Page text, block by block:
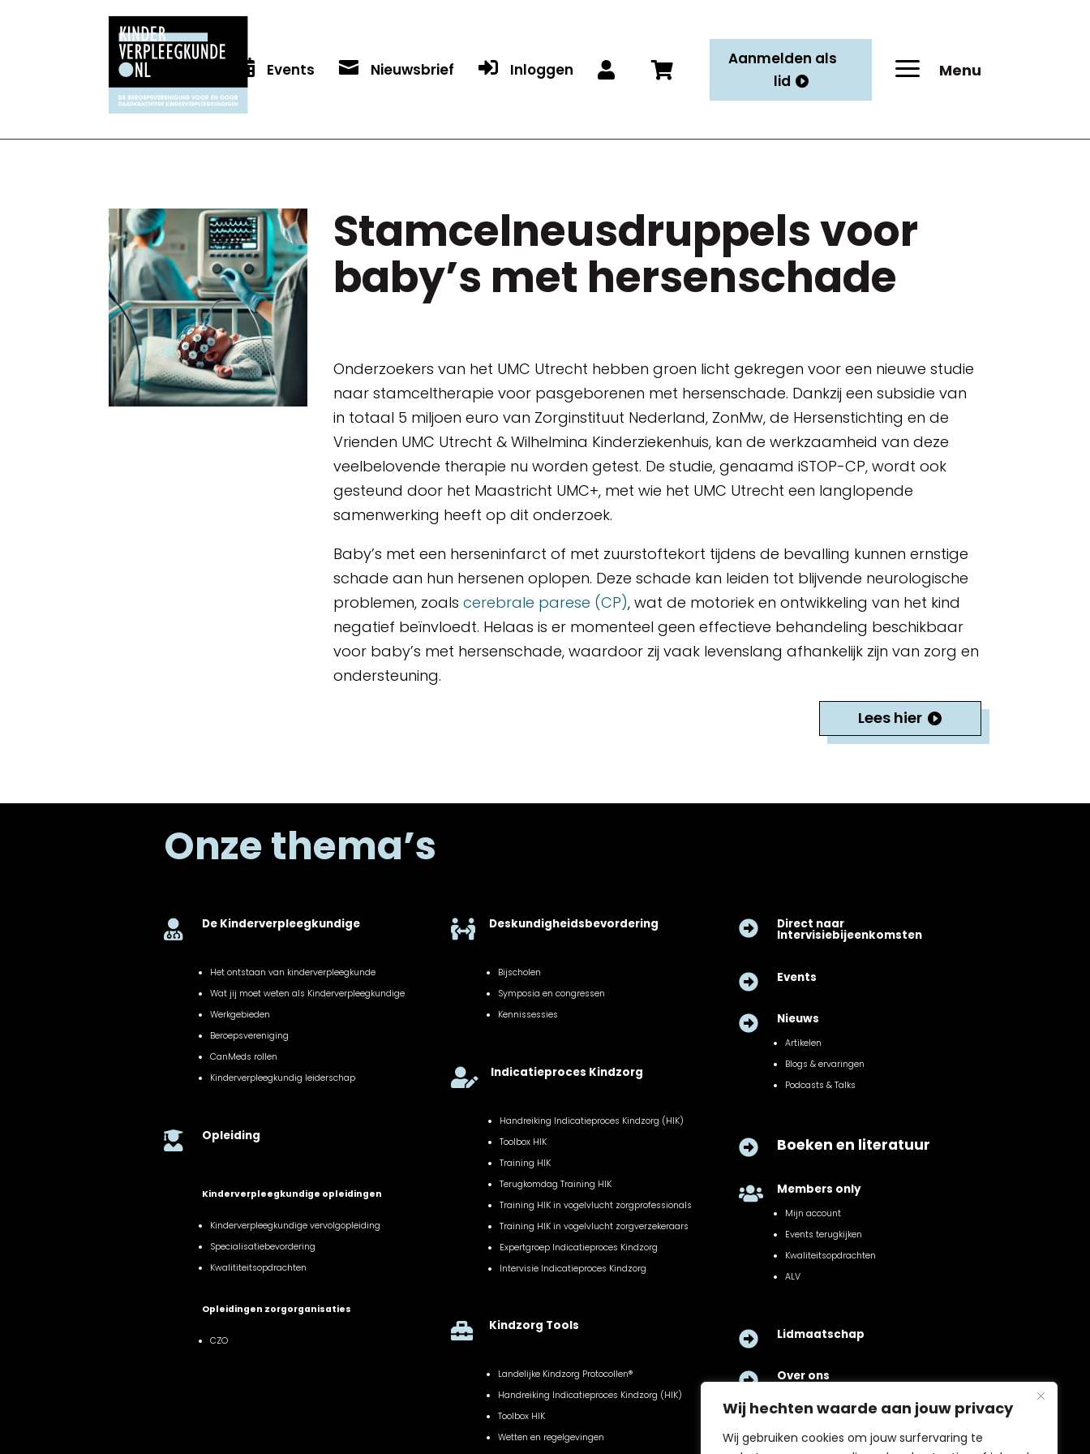
Wij hechten waarde aan jouw privacy
Wij gebruiken cookies om jouw surfervaring te
 Events  Nieuwsbrief  Inloggen  
Aanmelden als
lid
a Menu
Stamcelneusdruppels voor
baby’s met hersenschade
Onderzoekers van het UMC Utrecht hebben groen licht gekregen voor een nieuwe studie
naar stamceltherapie voor pasgeborenen met hersenschade. Dankzij een subsidie van
in totaal 5 miljoen euro van Zorginstituut Nederland, ZonMw, de Hersenstichting en de
Vrienden UMC Utrecht & Wilhelmina Kinderziekenhuis, kan de werkzaamheid van deze
veelbelovende therapie nu worden getest. De studie, genaamd iSTOP-CP, wordt ook
gesteund door het Maastricht UMC+, met wie het UMC Utrecht een langlopende
samenwerking heeft op dit onderzoek.
Baby’s met een herseninfarct of met zuurstoftekort tijdens de bevalling kunnen ernstige
schade aan hun hersenen oplopen. Deze schade kan leiden tot blijvende neurologische
problemen, zoalscerebrale parese (CP), wat de motoriek en ontwikkeling van het kind
negatief beïnvloedt. Helaas is er momenteel geen effectieve behandeling beschikbaar
voor baby’s met hersenschade, waardoor zij vaak levenslang afhankelijk zijn van zorg en
ondersteuning.
Lees hier
Onze thema’s
 De Kinderverpleegkundige
Het ontstaan van kinderverpleegkunde
Wat jij moet weten als Kinderverpleegkundige
Werkgebieden
Beroepsvereniging
CanMeds rollen
Kinderverpleegkundig leiderschap
 Opleiding
Kinderverpleegkundige opleidingen
Kinderverpleegkundige vervolgopleiding
Specialisatiebevordering
Kwalititeitsopdrachten
Opleidingen zorgorganisaties
CZO
 Deskundigheidsbevordering
Bijscholen
Symposia en congressen
Kennissessies
 Indicatieproces Kindzorg
Handreiking Indicatieproces Kindzorg (HIK)
Toolbox HIK
Training HIK
Terugkomdag Training HIK
Training HIK in vogelvlucht zorgprofessionals
Training HIK in vogelvlucht zorgverzekeraars
Expertgroep Indicatieproces Kindzorg
Intervisie Indicatieproces Kindzorg
 Kindzorg Tools
Landelijke Kindzorg Protocollen®
Handreiking Indicatieproces Kindzorg (HIK)
Toolbox HIK
Wetten en regelgevingen
 Direct naar
Intervisiebijeenkomsten
 Events
 Nieuws
Artikelen
Blogs & ervaringen
Podcasts & Talks
 Boeken en literatuur
 Members only
Mijn account
Events terugkijken
Kwaliteitsopdrachten
ALV
 Lidmaatschap
 Over ons
 Contact